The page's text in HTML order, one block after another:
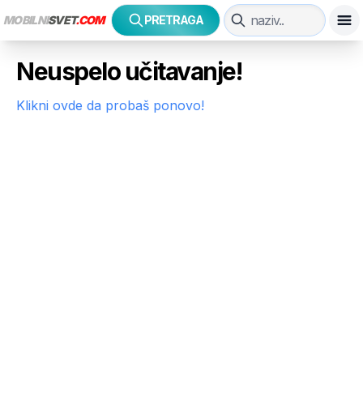
MOBILNISVET.COM PRETRAGA
Neuspelo učitavanje!
Klikni ovde da probaš ponovo!